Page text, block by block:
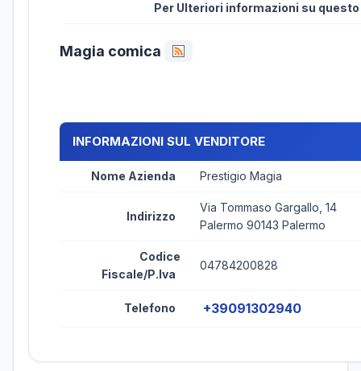
Per Ulteriori informazioni su
Magia comica
INFORMAZIONI SUL VENDITORE
Nome Azienda Prestigio Magia
Indirizzo
Via Tommaso Gargallo, 14
Palermo 90143 Palermo
Codice
Fiscale/P.Iva
04784200828
Telefono +39091302940